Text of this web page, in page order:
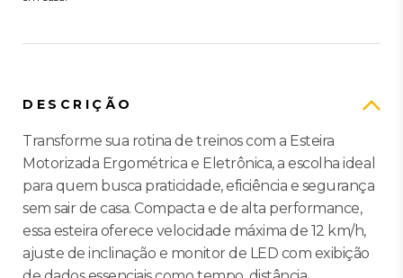
DESCRIÇÃO
Transforme sua rotina de treinos com a Esteira
Motorizada Ergométrica e Eletrônica, a escolha ideal
para quem busca praticidade, eficiência e segurança
sem sair de casa. Compacta e de alta performance,
essa esteira oferece velocidade máxima de 12 km/h,
ajuste de inclinação e monitor de LED com exibição